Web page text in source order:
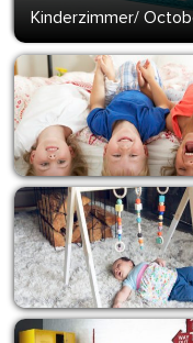
Kinderzimmer/